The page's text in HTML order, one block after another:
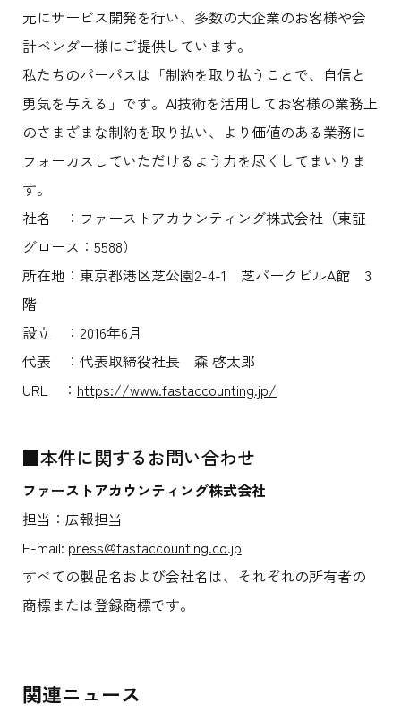
元にサービス開発を行い、多数の大企業のお客様や会
計ベンダー様にご提供しています。
私たちのパーパスは「制約を取り払うことで、自信と
勇気を与える」です。AI技術を活用してお客様の業務上
のさまざまな制約を取り払い、より価値のある業務に
フォーカスしていただけるよう力を尽くしてまいりま
す。
社名 ：ファーストアカウンティング株式会社（東証
グロース：5588）
所在地：東京都港区芝公園2-4-1 芝パークビルA館 3
階
設立 ：2016年6月
代表 ：代表取締役社長 森 啓太郎
URL ： https://www.fastaccounting.jp/
■本件に関するお問い合わせ
ファーストアカウンティング株式会社
担当：広報担当
E-mail: press@fastaccounting.co.jp
すべての製品名および会社名は、それぞれの所有者の
商標または登録商標です。
関連ニュース